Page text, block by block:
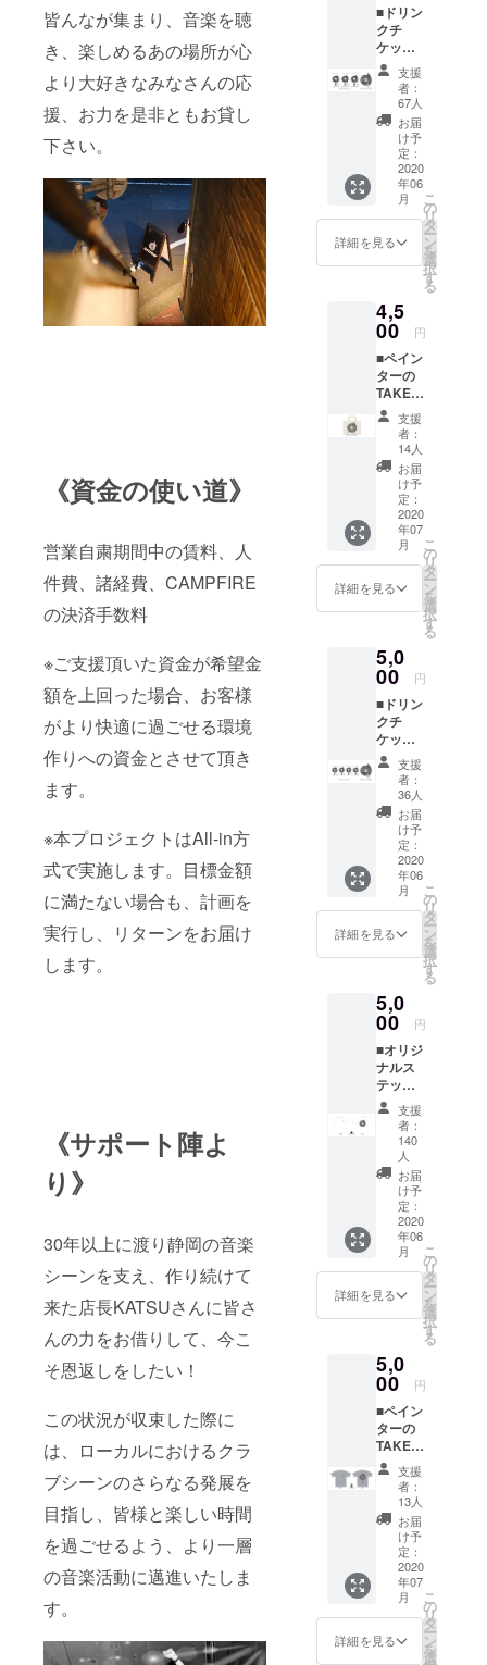
皆んなが集まり、音楽を聴
き、楽しめるあの場所が心
より大好きなみなさんの応
援、お力を是非ともお貸し
下さい。
《資金の使い道》
営業自粛期間中の賃料、人
件費、諸経費、CAMPFIRE
の決済手数料
※ご支援頂いた資金が希望金
額を上回った場合、お客様
がより快適に過ごせる環境
作りへの資金とさせて頂き
ます。
※本プロジェクトはAll-in方
式で実施します。目標金額
に満たない場合も、計画を
実行し、リターンをお届け
します。
《サポート陣よ
り》
30年以上に渡り静岡の音楽
シーンを支え、作り続けて
来た店長KATSUさんに皆さ
んの力をお借りして、今こ
そ恩返しをしたい！
この状況が収束した際に
は、ローカルにおけるクラ
ブシーンのさらなる発展を
目指し、皆様と楽しい時間
を過ごせるよう、より一層
の音楽活動に邁進いたしま
す。
■ドリン
クチ
ケット3
枚 (無期
限 ) ■オ
リジナ
ルス
テッ
カー ※
店舗・
郵送で
の受け
渡しと
なりま
す。
支援
者：
67人
お届
け予
定：
2020
年06
月
詳細を見る
こ
の
リ
タ
ー
ン
を
選
択
す
る
4,5
00 円
■ペイン
ターの
TAKER
U
IWAZA
KI、デ
ザイ
ナーの
KRAK
による
コラボ
トート
バッグ
■ ペイ
ンター
の
U
IWAZA
KI、デ
ザイ
ナーの
KRAK
による
オリジ
ナルス
テッ
カー ※
キャン
バスカ
レッジ
トート
バッグ
（Ｌ）
平織り
の厚手
生地
で、帆
布とも
いいま
す。
その名
の通り
帆船の
マスト
にも使
われる
丈夫な
生地で
す。 ※
リジナ
ルの一
す。 ※
グッズ
の画像
はあく
までイ
メージ
です。
※店舗・
郵送で
の受け
渡しが
可能で
す。
【特
徴】 厚
るコッ
支援
者：
14人
お届
け予
定：
2020
年07
月
詳細を見る
こ
の
リ
タ
ー
ン
を
選
択
す
る
5,0
00 円
■ドリン
クチ
ケット4
枚(無期
限) ■オ
リジナ
ルス
テッ
カー ■
オリジ
ナル
フェイ
スタオ
ル ※店
舗・郵
送での
しとな
りま
す。 ※
グッズ
の画像
はあく
までイ
メージ
です。
支援
者：
36人
お届
け予
定：
2020
年06
月
詳細を見る
こ
の
リ
タ
ー
ン
を
選
択
す
る
5,0
00 円
■オリジ
ナルス
テッ
カー ■
オリジ
ナルT
シャツ
※サイズ
S/M/L/X
Lの中か
ら一点
お選び
頂けま
す。 ※
BLACK
からお
選び頂
けま
す。 ※
支援時
にプル
ダウン
ニュー
よりご
希望の
受け取
り方法
を選択
くださ
い。 ※T
支援
者：
140
人
お届
け予
定：
2020
年06
月
詳細を見る
こ
の
リ
タ
ー
ン
を
選
択
す
る
5,0
00 円
■ペイン
ターの
TAKER
U
IWAZA
KI、デ
ザイ
ナーの
KRAK
による
コラボT
シャツ
■ ペイ
ンター
の
支援
者：
13人
お届
け予
定：
2020
年07
月
詳細を見る
こ
の
リ
タ
ー
ン
を
選